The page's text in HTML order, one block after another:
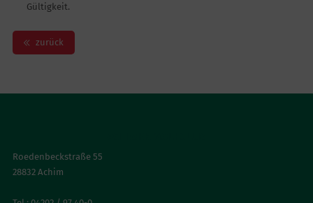
Gültigkeit.
zurück
Roedenbeckstraße 55
28832 Achim